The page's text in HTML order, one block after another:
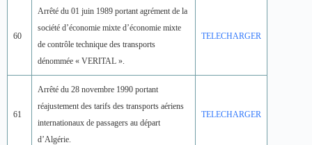
60
Arrêté du 01 juin 1989 portant agrément de la
société d’économie mixte d’économie mixte
de contrôle technique des transports
dénommée « VERITAL ».
TELECHARGER
61
Arrêté du 28 novembre 1990 portant
réajustement des tarifs des transports aériens
internationaux de passagers au départ
d’Algérie.
TELECHARGER